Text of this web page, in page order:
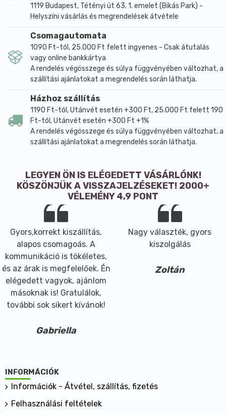
és regenerálja a kötőszövetet.
- Antibakteriális hatásával megvéd a fertőzésektől.
- Összehúzó hatásának köszönhetően a
legtökéletesebb természetes "gyógyszer" aknék és
problémás bőr kezelésére.
- Gyorsan beszívódik a bőr mélyebb rétegeibe, így
korpásodás, szeborea, sérülések, csípések és leégés
- Gyengéden tisztán tartja, élénkíti a fejbőrt, és
szabályozza a faggyúmirigyek működését.
- A kozmetikusok és bőrgyógyászok egyre inkább
felfedezik a teafa fertőtlenítő hatását.
- A kíméletes eljárással készült Dr. Organic
natúrkozmetikumok a teafa rendkívüli tulajdonságait
bioaktív állapotban megőrzik.
- Hatását további értékes bioaktív összetevők is
támogatják.
- Antibakteriális hatásával véd a fertőzésekkel
szemben.
- Támogatja az irritált, aknés bőr kezelését.
- Tisztít frissít és regenerál.
- Természetes antiszeptikus és gombaölő hatású
gyógyító összetételű készítmény, mely segíti
helyreállítani a köröm optimális, egészséges állapotát.
vitamint tartalmaz.
környezetében negatív hatással lenne annak
egészségére.
- Antiszeptikus hatása a baktériumokra is kiterjed,
1119 Budapest, Tétényi út 63. 1. emelet (Bikás Park) -
Helyszíni vásárlás és megrendelések átvétele
Csomagautomata
1090 Ft-tól, 25.000 Ft felett ingyenes - Csak átutalás
vagy online bankkártya
A rendelés végösszege és súlya függvényében változhat, a
szállítási ajánlatokat a megrendelés során láthatja.
Házhoz szállítás
1190 Ft-tól, Utánvét esetén +300 Ft, 25.000 Ft felett 190
Ft-tól, Utánvét esetén +300 Ft +1%
A rendelés végösszege és súlya függvényében változhat, a
szállítási ajánlatokat a megrendelés során láthatja.
LEGYEN ÖN IS ELÉGEDETT VÁSÁRLÓNK!
KÖSZÖNJÜK A VISSZAJELZÉSEKET! 2000+
VÉLEMÉNY 4,9 PONT
Gyors,korrekt kiszállítás,
alapos csomagoás. A
kommunikáció is tökéletes,
és az árak is megfelelőek. Én
elégedett vagyok, ajánlom
másoknak is! Gratulálok,
további sok sikert kívánok!
Gabriella
Nagy választék, gyors
kiszolgálás
Zoltán
INFORMÁCIÓK
Információk - Átvétel, szállítás, fizetés
Felhasználási feltételek